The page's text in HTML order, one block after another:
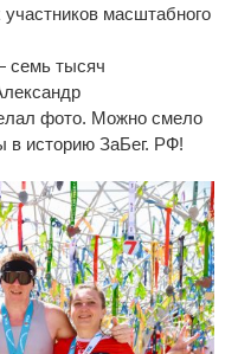
масштабного
семь тысяч
фото. Можно смело
в историю ЗаБег. РФ!